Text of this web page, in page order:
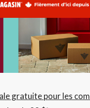
est
AB,
Ouvert,
Fermeture
à
22:00
changer
gratuite pour les